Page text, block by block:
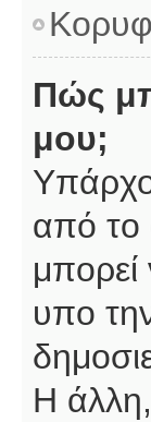
Πώς
μου;
από το
μπορεί
υπο
Η